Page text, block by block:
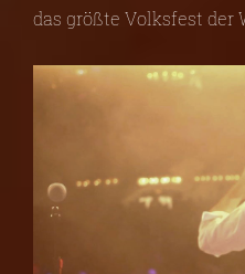
das größte Volksfest der